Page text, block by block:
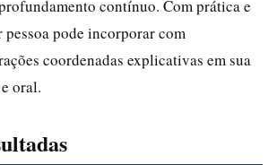
contínuo. Com prática e
pessoa pode incorporar com
coordenadas explicativas em sua
oral.